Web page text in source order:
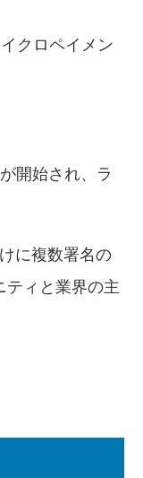
クロペイメン
開始され、ラ
に複数署名の
ティと業界の主